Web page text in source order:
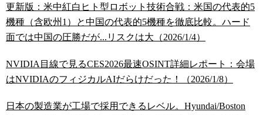
更新版：米中紅白ヒト型ロボット技術合戦：米国の代表的5
機種（含欧州1）と中国の代表的5機種を徹底比較。ハード
面では中国の圧勝だが...リスクは大（2026/1/4）
NVIDIA目線で見るCES2026最速OSINT詳細レポート：会場
はNVIDIAのフィジカルAIだらけだった！（2026/1/8）
日本の製造業が工場で採用できるレベル。Hyundai/Boston